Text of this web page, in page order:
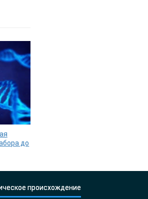
до
происхождение